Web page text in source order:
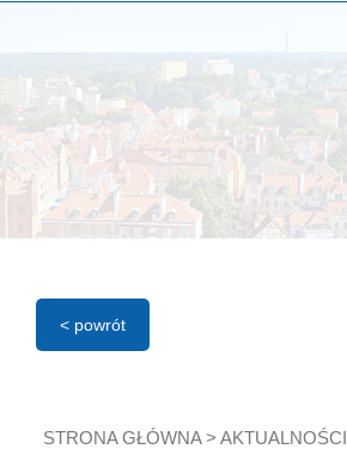
< powrót
STRONA GŁÓWNA> AKTUALNOŚCI